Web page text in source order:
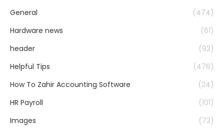
General
(474)
Hardware news
(61)
header
(92)
Helpful Tips
(476)
How To Zahir Accounting Software
(24)
HR Payroll
(101)
Images
(72)